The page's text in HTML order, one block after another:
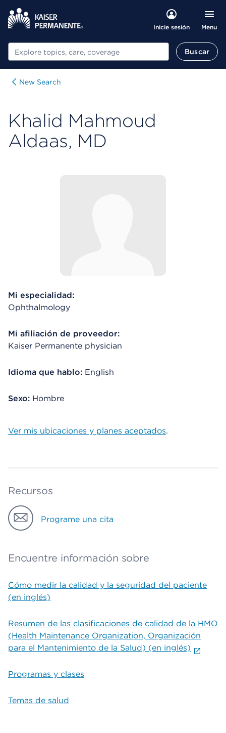
Inicie sesión Menu
Buscar Buscar
New Search
Khalid Mahmoud
Aldaas, MD
Mi especialidad:
Ophthalmology
Mi afiliación de proveedor:
Kaiser Permanente physician
Idioma que hablo: English
Sexo: Hombre
Ver mis ubicaciones y planes aceptados.
Recursos
Programe una cita
Encuentre información sobre
Cómo medir la calidad y la seguridad del paciente
(en inglés)
Resumen de las clasificaciones de calidad de la HMO
(Health Maintenance Organization, Organización
para el Mantenimiento de la Salud) (en inglés)
Programas y clases
Temas de salud